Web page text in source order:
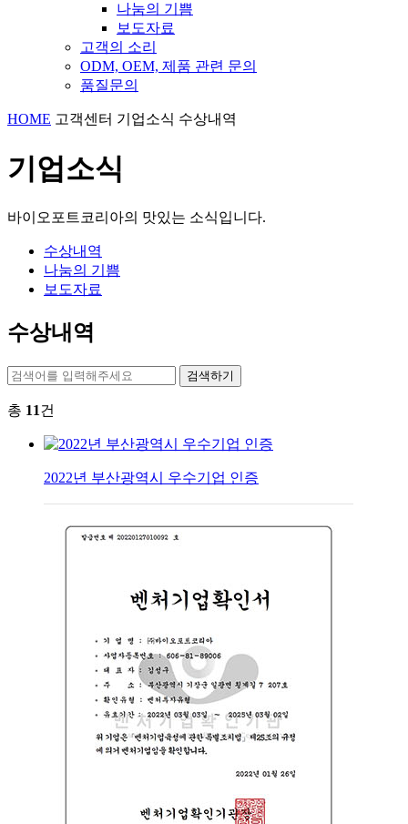
나눔의 기쁨
보도자료
고객의 소리
ODM, OEM, 제품 관련 문의
품질문의
HOME 고객센터 기업소식 수상내역
기업소식
바이오포트코리아의 맛있는 소식입니다.
수상내역
나눔의 기쁨
보도자료
수상내역
검색하기
총 11건
2022년 부산광역시 우수기업 인증